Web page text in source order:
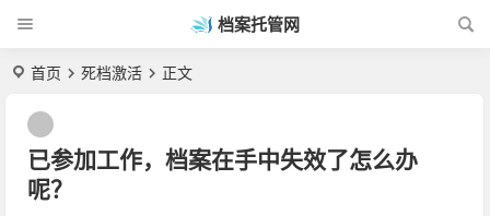
档案托管网
首页 死档激活 正文
已参加工作，档案在手中失效了怎么办
呢？